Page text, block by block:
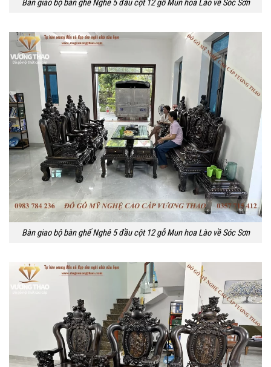
Bàn giao bộ bàn ghế Nghê 5 đầu cột 12 gỗ Mun hoa Lào về Sóc Sơn
Bàn giao bộ bàn ghế Nghê 5 đầu cột 12 gỗ Mun hoa Lào về Sóc Sơn